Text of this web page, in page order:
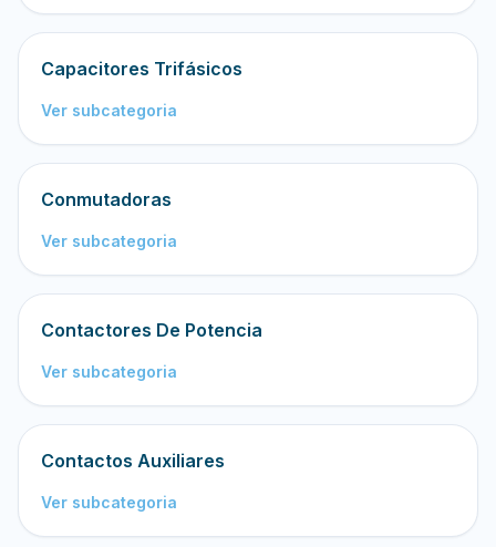
Capacitores Trifásicos
Ver subcategoria
Conmutadoras
Ver subcategoria
Contactores De Potencia
Ver subcategoria
Contactos Auxiliares
Ver subcategoria